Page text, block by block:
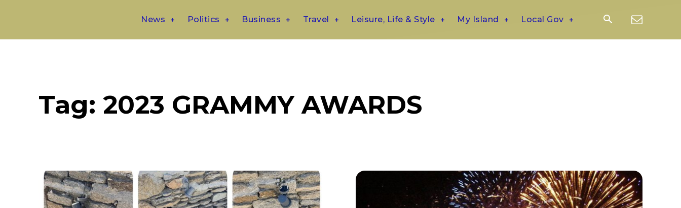
News Politics Business Travel Leisure, Life & Style My Island Local Gov
Tag: 2023 GRAMMY AWARDS